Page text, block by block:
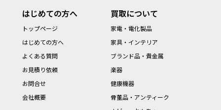
はじめての方へ
トップページ
はじめての方へ
よくある質問
お見積り依頼
お問合せ
会社概要
買取について
家電・電化製品
家具・インテリア
ブランド品・貴金属
楽器
健康機器
骨董品・アンティーク